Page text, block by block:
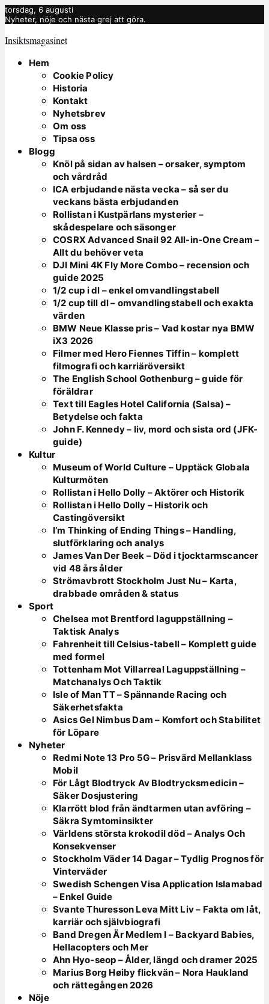
torsdag, 6 augusti
Nyheter, nöje och nästa grej att göra.
Insiktsmagasinet
Hem
Cookie Policy
Historia
Kontakt
Nyhetsbrev
Om oss
Tipsa oss
Blogg
Knöl på sidan av halsen – orsaker, symptom
och vårdråd
ICA erbjudande nästa vecka – så ser du
veckans bästa erbjudanden
Rollistan i Kustpärlans mysterier –
skådespelare och säsonger
COSRX Advanced Snail 92 All-in-One Cream –
Allt du behöver veta
DJI Mini 4K Fly More Combo – recension och
guide 2025
1/2 cup i dl – enkel omvandlingstabell
1/2 cup till dl – omvandlingstabell och exakta
värden
BMW Neue Klasse pris – Vad kostar nya BMW
iX3 2026
Filmer med Hero Fiennes Tiffin – komplett
filmografi och karriäröversikt
The English School Gothenburg – guide för
föräldrar
Text till Eagles Hotel California (Salsa) –
Betydelse och fakta
John F. Kennedy – liv, mord och sista ord (JFK-
guide)
Kultur
Museum of World Culture – Upptäck Globala
Kulturmöten
Rollistan i Hello Dolly – Aktörer och Historik
Rollistan i Hello Dolly – Historik och
Castingöversikt
I’m Thinking of Ending Things – Handling,
slutförklaring och analys
James Van Der Beek – Död i tjocktarmscancer
vid 48 års ålder
Strömavbrott Stockholm Just Nu – Karta,
drabbade områden & status
Sport
Chelsea mot Brentford laguppställning –
Taktisk Analys
Fahrenheit till Celsius-tabell – Komplett guide
med formel
Tottenham Mot Villarreal Laguppställning –
Matchanalys Och Taktik
Isle of Man TT – Spännande Racing och
Säkerhetsfakta
Asics Gel Nimbus Dam – Komfort och Stabilitet
för Löpare
Nyheter
Redmi Note 13 Pro 5G – Prisvärd Mellanklass
Mobil
För Lågt Blodtryck Av Blodtrycksmedicin –
Säker Dosjustering
Klarrött blod från ändtarmen utan avföring –
Säkra Symtominsikter
Världens största krokodil död – Analys Och
Konsekvenser
Stockholm Väder 14 Dagar – Tydlig Prognos för
Vinterväder
Swedish Schengen Visa Application Islamabad
– Enkel Guide
Svante Thuresson Leva Mitt Liv – Fakta om låt,
karriär och självbiografi
Band Dregen Är Medlem I – Backyard Babies,
Hellacopters och Mer
Ahn Hyo-seop – Ålder, längd och dramer 2025
Marius Borg Høiby flickvän – Nora Haukland
och rättegången 2026
Nöje